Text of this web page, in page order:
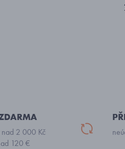
2 000 Kč
120 €